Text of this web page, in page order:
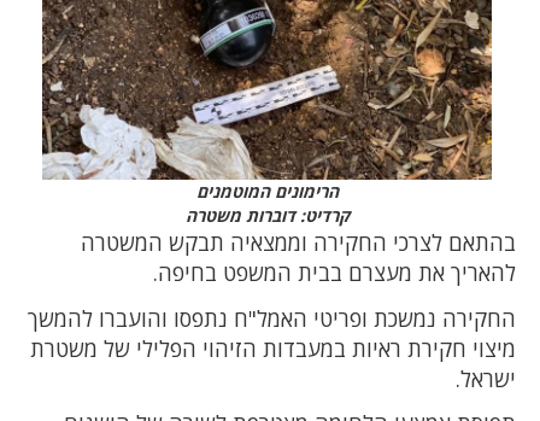
הרימונים המוטמנים
קרדיט: דוברות משטרה
בהתאם לצרכי החקירה וממצאיה תבקש המשטרה
להאריך את מעצרם בבית המשפט בחיפה.
החקירה נמשכת ופריטי האמל"ח נתפסו והועברו להמשך
מיצוי חקירת ראיות במעבדות הזיהוי הפלילי של משטרת
ישראל.